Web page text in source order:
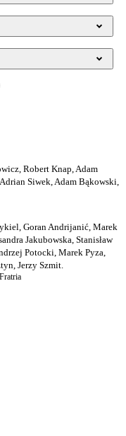
Robert Knap, Adam
Siwek, Adam Bąkowski,
Goran Andrijanić, Marek
Jakubowska, Stanisław
Potocki, Marek Pyza,
Jerzy Szmit.